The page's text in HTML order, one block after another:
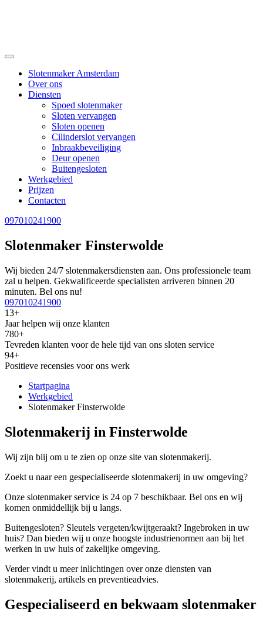
Slotenmaker Amsterdam
Over ons
Diensten
Spoed slotenmaker
Sloten vervangen
Sloten openen
Cilinderslot vervangen
Inbraakbeveiliging
Deur openen
Buitengesloten
Werkgebied
Prijzen
Contacten
097010241900
Slotenmaker Finsterwolde
Wij bieden 24/7 slotenmakersdiensten aan. Ons professionele team
zal u helpen. Gekwalificeerde specialisten arriveren binnen 20
minuten. Bel ons nu!
097010241900
13+
Jaar helpen wij onze klanten
780+
Tevreden klanten voor de hele tijd van ons sloten service
94+
Positieve recensies voor ons werk
Startpagina
Werkgebied
Slotenmaker Finsterwolde
Slotenmakerij in Finsterwolde
Wij zijn blij om u te zien op onze site van slotenmakerij.
Zoekt u naar een gespecialiseerde slotenmakerij in uw omgeving?
Onze slotenmaker service is 24 op 7 beschikbaar. Bel ons en wij
komen onmiddellijk bij u langs.
Buitengesloten? Sleutels vergeten/kwijtgeraakt? Ingebroken in uw
huis? Dan bieden wij u onze hoogste industrienormen aan bij het
werken in uw huis of zakelijke omgeving.
Verder vindt u meer inlichtingen over onze diensten van
slotenmakerij, artikels en preventieadvies.
Gespecialiseerd en bekwaam slotenmaker